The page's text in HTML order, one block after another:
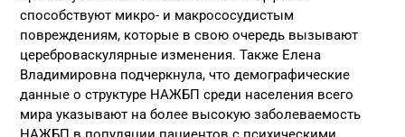
способствуют микро- и макрососудистым
повреждениям, которые в свою очередь вызывают
цереброваскулярные изменения. Также Елена
Владимировна подчеркнула, что демографические
данные о структуре НАЖБП среди населения всего
мира указывают на более высокую заболеваемость